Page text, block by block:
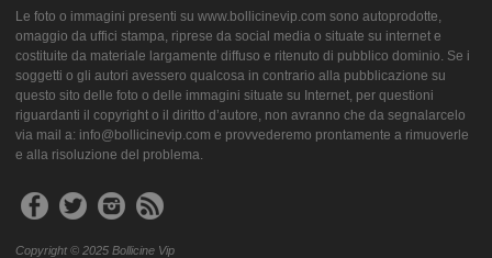
Le foto o immagini presenti su www.bollicinevip.com sono autoprodotte,
omaggio da uffici stampa, riprese da social media o situate su internet e
costituite da materiale largamente diffuso e ritenuto di pubblico dominio. Se i
soggetti o gli autori avessero qualcosa in contrario alla pubblicazione su
questo sito delle foto o delle immagini situate su Internet, per questioni
riguardanti il copyright o il diritto d’autore, non avranno che da segnalarcelo
via mail a: info@bollicinevip.com e provvederemo prontamente a rimuoverle
e alla risoluzione del problema.
Copyright © 2025 Bollicine Vip